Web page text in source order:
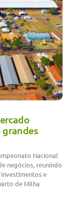
grandes
Nacional
negócios, reunindo
e
de Milha